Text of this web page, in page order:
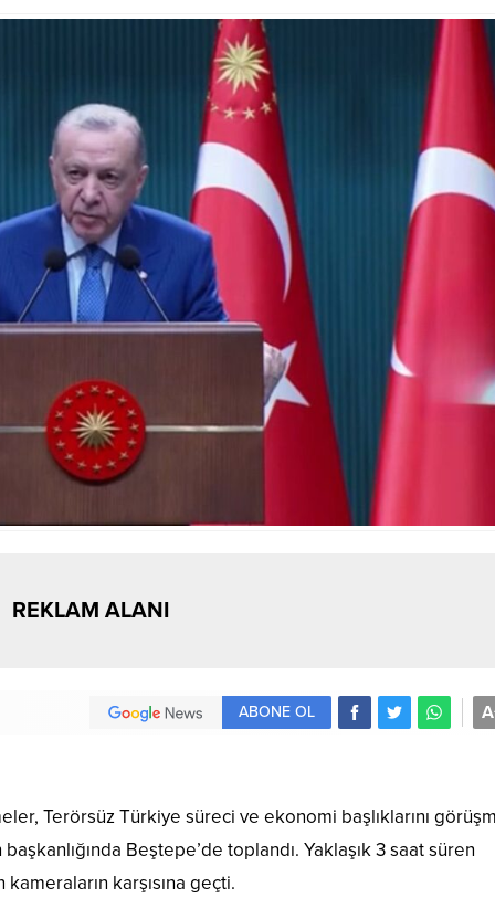
İLİŞKİN RÖPORTAJI 1.
Ulusal Delegeler Kongresi’nin
elde...
Hukuk fakültelerindeki
kademeli olarak azaltıldığını
REKLAM ALANI
A
ABONE OL
Terörsüz Türkiye süreci ve ekonomi başlıklarını
Beştepe’de toplandı. Yaklaşık 3 saat süren
karşısına geçti.